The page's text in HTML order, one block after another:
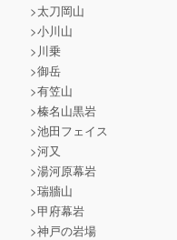
>太刀岡山
>小川山
>川乗
>御岳
>有笠山
>榛名山黒岩
>池田フェイス
>河又
>湯河原幕岩
>瑞牆山
>甲府幕岩
>神戸の岩場